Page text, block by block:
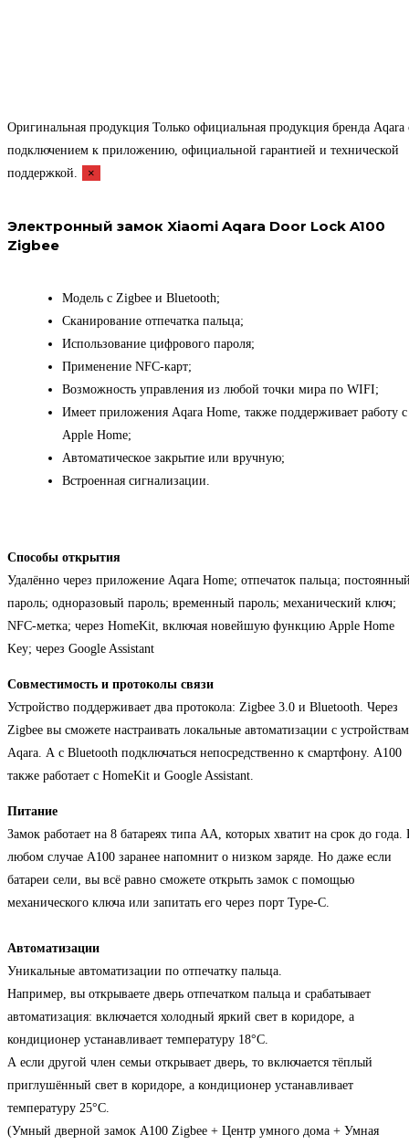
Оригинальная продукция Только официальная продукция бренда Aqara
подключением к приложению, официальной гарантией и технической
поддержкой.
×
Электронный замок Xiaomi Aqara Door Lock A100
Zigbee
Модель с Zigbee и Bluetooth;
Сканирование отпечатка пальца;
Использование цифрового пароля;
Применение NFC-карт;
Возможность управления из любой точки мира по WIFI;
Имеет приложения Aqara Home, также поддерживает работу с
Apple Home;
Автоматическое закрытие или вручную;
Встроенная сигнализации.
Способы открытия
Удалённо через приложение Aqara Home; отпечаток пальца;
пароль; одноразовый пароль; временный пароль; механический ключ;
NFC-метка; через HomeKit, включая новейшую функцию Apple Home
Key; через Google Assistant
Совместимость и протоколы связи
Устройство поддерживает два протокола: Zigbee 3.0 и Bluetooth. Через
Zigbee вы сможете настраивать локальные автоматизации с
Aqara. А с Bluetooth подключаться непосредственно к смартфону. А100
также работает с HomeKit и Google Assistant.
Питание
Замок работает на 8 батареях типа АА, которых хватит на срок до года.
любом случае А100 заранее напомнит о низком заряде. Но даже если
батареи сели, вы всё равно сможете открыть замок с помощью
механического ключа или запитать его через порт Type-C.
Автоматизации
Уникальные автоматизации по отпечатку пальца.
Например, вы открываете дверь отпечатком пальца и срабатывает
автоматизация: включается холодный яркий свет в коридоре, а
кондиционер устанавливает температуру 18°C.
А если другой член семьи открывает дверь, то включается тёплый
приглушённый свет в коридоре, а кондиционер устанавливает
температуру 25°C.
(Умный дверной замок A100 Zigbee + Центр умного дома + Умная